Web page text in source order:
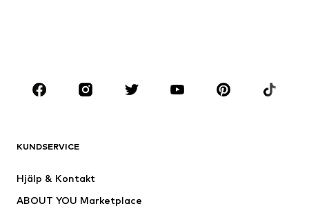
Premium
Nytt
KUNDSERVICE
Hjälp & Kontakt
ABOUT YOU Marketplace